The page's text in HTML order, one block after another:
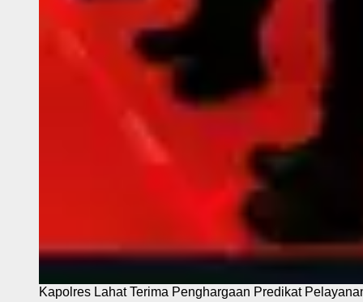
Kapolres Lahat Terima Penghargaan Predikat